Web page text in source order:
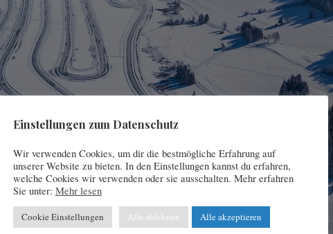
Einstellungen zum Datenschutz
Wir verwenden Cookies, um dir die bestmögliche Erfahrung auf
unserer Website zu bieten. In den Einstellungen kannst du erfahren,
welche Cookies wir verwenden oder sie ausschalten. Mehr erfahren
Sie unter: Mehr lesen
Cookie Einstellungen Alle ablehnen Alle akzeptieren